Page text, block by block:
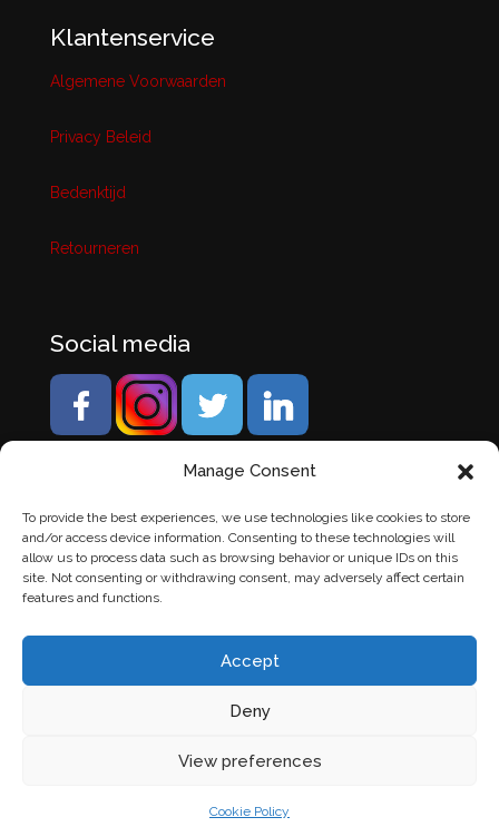
Manage Consent
To provide the best experiences, we use technologies like cookies to store
and/or access device information. Consenting to these technologies will
allow us to process data such as browsing behavior or unique IDs on this
site. Not consenting or withdrawing consent, may adversely affect certain
features and functions.
Accept
Deny
View preferences
Cookie Policy
Klantenservice
Algemene Voorwaarden
Privacy Beleid
Bedenktijd
Retourneren
Social media
laten makendoor Chuck's